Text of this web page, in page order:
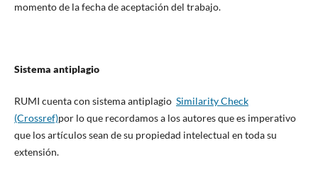
momento de la fecha de aceptación del trabajo.
Sistema antiplagio
RUMI cuenta con sistema antiplagio Similarity Check
(Crossref)por lo que recordamos a los autores que es imperativo
que los artículos sean de su propiedad intelectual en toda su
extensión.